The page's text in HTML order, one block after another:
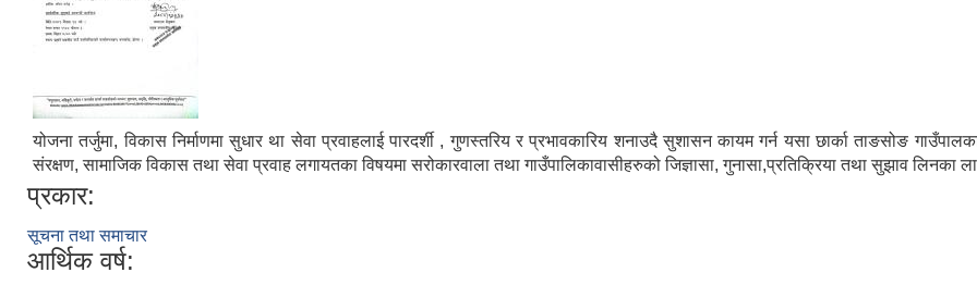
योजना तर्जुमा, विकास निर्माणमा सुधार था सेवा प्रवाहलाई पारदर्शी , गुणस्तरिय र प्रभावकारिय शनाउदै सुशासन कायम गर्न यसा छार्का ताङसोङ
संरक्षण, सामाजिक विकास तथा सेवा प्रवाह लगायतका विषयमा सरोकारवाला तथा गाउँपालिकावासीहरुको जिज्ञासा, गुनासा,प्रतिक्रिया तथा सुझाव लिनका
प्रकार:
सूचना तथा समाचार
आर्थिक वर्ष: